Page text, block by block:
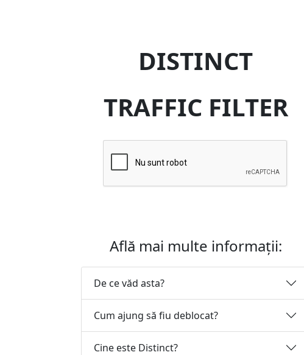
DISTINCT
TRAFFIC FILTER
Află mai multe informații:
De ce văd asta?
Cum ajung să fiu deblocat?
Cine este Distinct?